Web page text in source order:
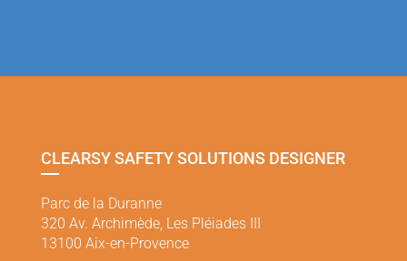
CLEARSY SAFETY SOLUTIONS DESIGNER
Parc de la Duranne
320 Av. Archimède, Les Pléiades III
13100 Aix-en-Provence